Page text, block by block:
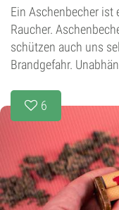
Ein Aschenbecher ist
Raucher.
schützen auch uns
Brandgefahr.
6